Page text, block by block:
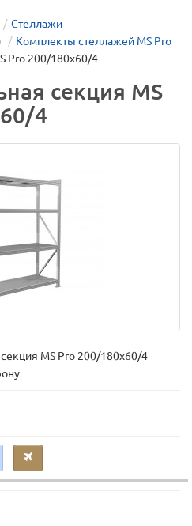
Стеллажи
Комплекты стеллажей MS Pro
Pro 200/180x60/4
секция MS
4
MS Pro 200/180x60/4